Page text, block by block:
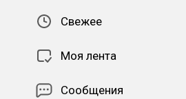
Свежее
Моя лента
Сообщения